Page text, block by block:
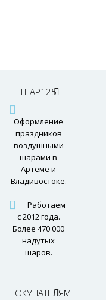
ШАР125
Оформление
праздников
воздушными
шарами в
Артёме и
Владивостоке.
Работаем
с 2012 года.
Более 470 000
надутых
шаров.
ПОКУПАТЕЛЯМ